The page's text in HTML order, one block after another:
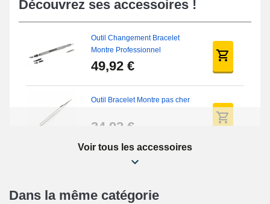
Découvrez ses accessoires !
Outil Changement Bracelet
Montre Professionnel
49,92 €
Outil Bracelet Montre pas cher
34,92 €
Kit Réparation Montre Débutant
16,90 €
Voir tous les accessoires
Dans la même catégorie